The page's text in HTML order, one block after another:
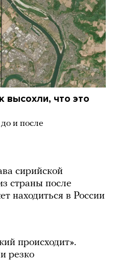
высохли, что это
и после
сирийской
страны после
находиться в России
происходит».
резко